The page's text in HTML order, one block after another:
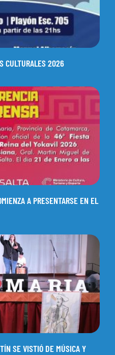
CULTURALES 2026
A PRESENTARSE EN EL
SE VISTIÓ DE MÚSICA Y